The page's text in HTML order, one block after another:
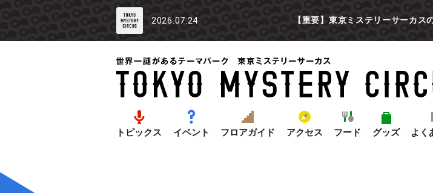
2026.07.24 【重要】東京ミステリーサーカ
トピックス イベント フロアガイド アクセス フード グッズ よく